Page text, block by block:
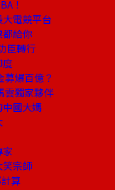
！
電競平台
都給你
臣轉行
爆百億？
獨家夥伴
國大媽
宗師
算